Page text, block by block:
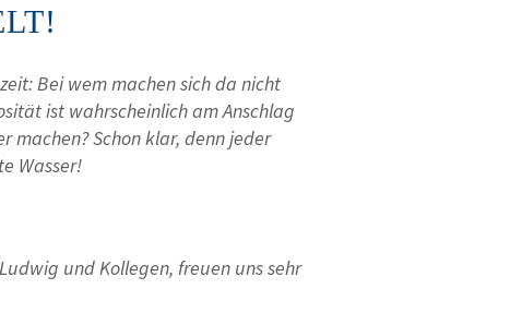
Bei wem machen sich da nicht
ist wahrscheinlich am Anschlag
machen? Schon klar, denn jeder
Wasser!
und Kollegen, freuen uns sehr